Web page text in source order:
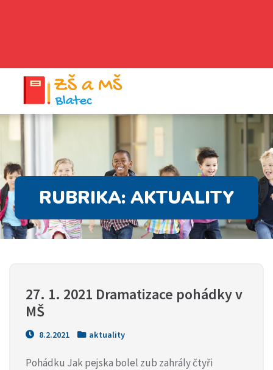
RUBRIKA: AKTUALITY
27. 1. 2021 Dramatizace pohádky v
MŠ
8.2.2021 aktuality
Pohádku Jak pejska bolel zub zahrály čtyři